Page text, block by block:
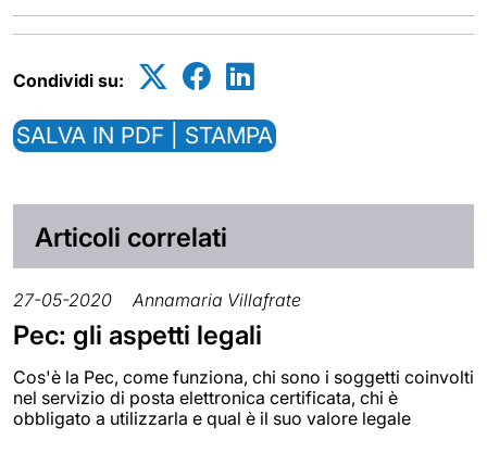
Condividi su:
SALVA IN PDF | STAMPA
Articoli correlati
27-05-2020 Annamaria Villafrate
Pec: gli aspetti legali
Cos'è la Pec, come funziona, chi sono i soggetti coinvolti
nel servizio di posta elettronica certificata, chi è
obbligato a utilizzarla e qual è il suo valore legale